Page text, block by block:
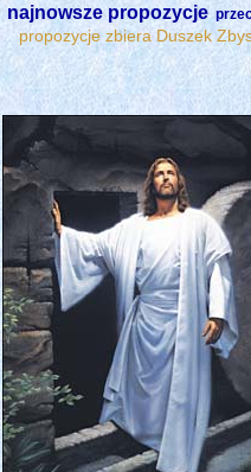
najnowsze propozycje
propozycje zbiera Duszek